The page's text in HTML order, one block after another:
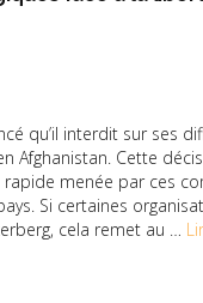
qu’il interdit sur ses
Afghanistan. Cette
rapide menée par ces
Si certaines
cela remet au …